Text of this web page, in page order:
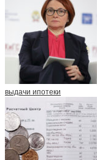
выдачи ипотеки